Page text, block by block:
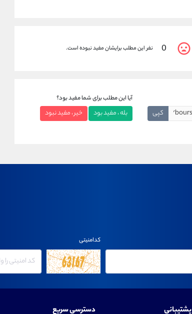
0 نفر این مطلب برایشان مفید نبوده است.
کپی
آیا این مطلب برای شما مفید بود؟
بله ، مفید بود خیر ، مفید نبود
کدامنیتی
پشتیبانی دسترسی سریع